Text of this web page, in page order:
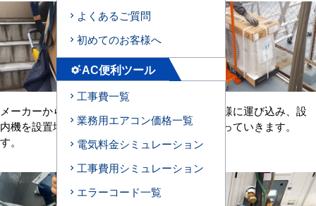
メーカーから直送された新室
内機を設置場所まで運び込ま
す。
室外機も同様に運び込み、設
置作業を行っていきます。
よくあるご質問
初めてのお客様へ
settings_suggestAC便利ツール
工事費一覧
業務用エアコン価格一覧
電気料金シミュレーション
工事費用シミュレーション
エラーコード一覧